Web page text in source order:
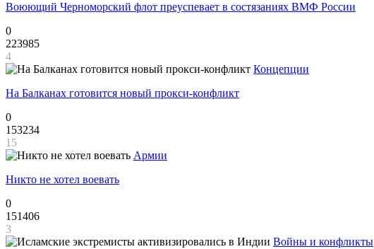
Воюющий Черноморский флот преуспевает в состязаниях ВМФ России
0
223985
4
Концепции
На Балканах готовится новый прокси-конфликт
0
153234
15
Армии
Никто не хотел воевать
0
151406
3
Войны и конфликты